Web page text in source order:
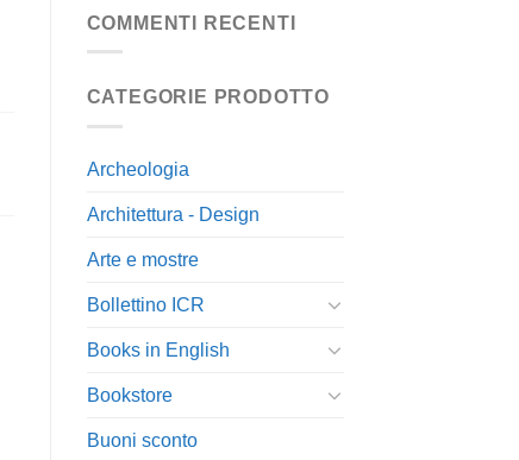
COMMENTI RECENTI
CATEGORIE PRODOTTO
Archeologia
Architettura - Design
Arte e mostre
Bollettino ICR
Books in English
Bookstore
Buoni sconto